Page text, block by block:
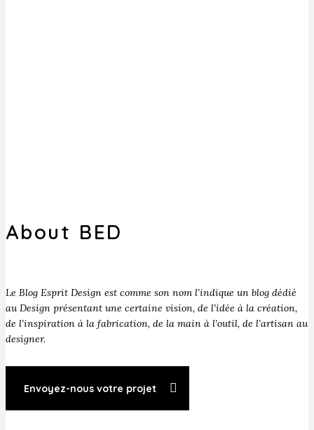
About BED
Le Blog Esprit Design est comme son nom l’indique un blog dédié
au Design présentant une certaine vision, de l’idée à la création,
de l’inspiration à la fabrication, de la main à l’outil, de l’artisan au
designer.
Envoyez-nous votre projet